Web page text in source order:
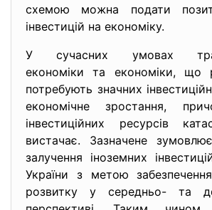
схемою можна подати
інвестицій на економіку.
У сучасних умовах
економіки та економіки, що
потребують значних
економічне зростання,
інвестиційних ресурсів
вистачає. Зазначене зумовлює
залучення іноземних
України з метою
розвитку у середньо- та